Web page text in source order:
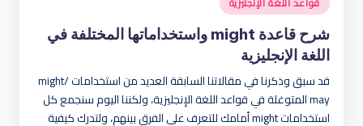
في
شرح قاعدة might واستخداماتها المختلفة في
اللغة الإنجليزية
قد سبق وذكرنا في مقالاتنا السابقة العديد من استخدامات might/
may المتوغلة في قواعد اللغة الإنجليزية، ولكننا اليوم سنجمع كل
استخدامات might أمامك للتعرف على الفرق بينهم، ولتدرك كيفية